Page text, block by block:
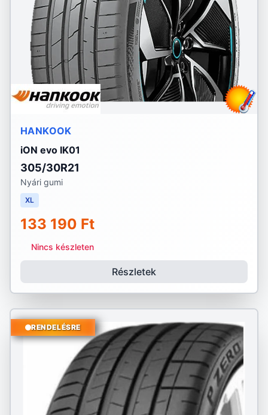
HANKOOK
iON evo IK01
305/30R21
Nyári gumi
XL
133 190 Ft
Nincs készleten
Részletek
RENDELÉSRE